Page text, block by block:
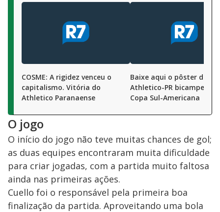
COSME: A rigidez venceu o
capitalismo. Vitória do
Athletico Paranaense
Baixe aqui o pôster do
Athletico-PR bicampeão
Copa Sul-Americana
O jogo
O início do jogo não teve muitas chances de gol;
as duas equipes encontraram muita dificuldade
para criar jogadas, com a partida muito faltosa
ainda nas primeiras ações.
Cuello foi o responsável pela primeira boa
finalização da partida. Aproveitando uma bola